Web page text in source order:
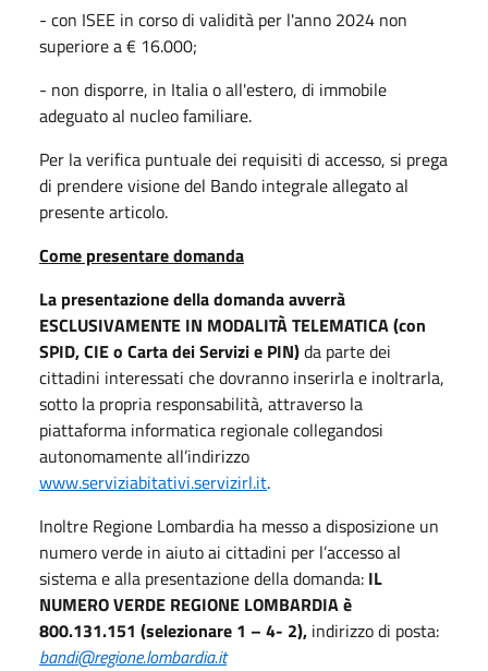
- con ISEE in corso di validità per l'anno 2024 non
superiore a € 16.000;
- non disporre, in Italia o all'estero, di immobile
adeguato al nucleo familiare.
Per la verifica puntuale dei requisiti di accesso, si prega
di prendere visione del Bando integrale allegato al
presente articolo.
Come presentare domanda
La presentazione della domanda avverrà
ESCLUSIVAMENTE IN MODALITÀ TELEMATICA (con
SPID, CIE o Carta dei Servizi e PIN)da parte dei
cittadini interessati che dovranno inserirla e inoltrarla,
sotto la propria responsabilità, attraverso la
piattaforma informatica regionale collegandosi
autonomamente all’indirizzo
www.serviziabitativi.servizirl.it.
Inoltre Regione Lombardia ha messo a disposizione un
numero verde in aiuto ai cittadini per l’accesso al
sistema e alla presentazione della domanda: IL
NUMERO VERDE REGIONE LOMBARDIA è
800.131.151 (selezionare 1 – 4- 2), indirizzo di posta:
bandi@regione.lombardia.it